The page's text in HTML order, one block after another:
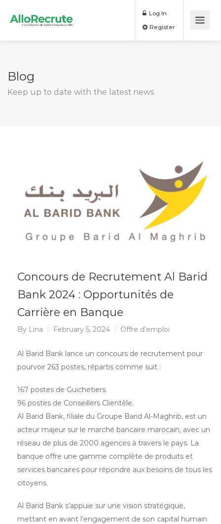
Log In
Blog
Keep up to date with the latest news
Concours de Recrutement Al Barid
Bank 2024 : Opportunités de
Carrière en Banque
By Lina February 5, 2024 Offre d'emploi
Al Barid Bank lance un concours de recrutement pour
pourvoir 263 postes, répartis comme suit :
167 postes de Guichetiers.
96 postes de Conseillers Clientèle.
Al Barid Bank, filiale du Groupe Barid Al-Maghrib, est un
acteur majeur sur le marché bancaire marocain, avec un
réseau de plus de 2000 agences à travers le pays. La
banque offre une gamme complète de produits et
services bancaires pour répondre aux besoins de tous les
citoyens.
Al Barid Bank s’appuie sur une vision stratégique,
mettant en avant l’engagement de son capital humain